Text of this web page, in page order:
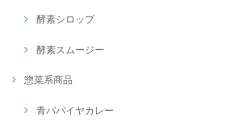
酵素シロップ
酵素スムージー
惣菜系商品
青パパイヤカレー